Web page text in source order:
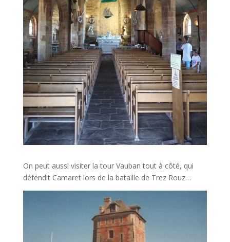
On peut aussi visiter la tour Vauban tout à côté, qui
défendit Camaret lors de la bataille de Trez Rouz…